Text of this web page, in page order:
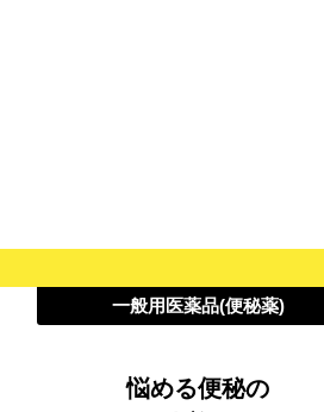
一般用医薬品(便秘薬)
悩める便秘の